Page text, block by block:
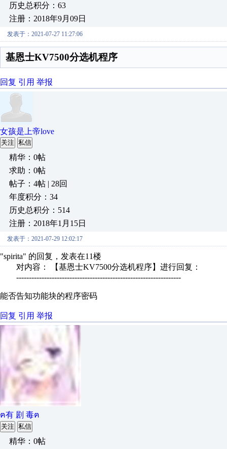
历史总积分：63
注册：2018年9月09日
发表于：2021-07-27 11:27:06
基恩士KV7500分选机程序
回复 引用 举报
女孩是上帝love
关注 私信
精华：0帖
求助：0帖
帖子：4帖 | 28回
年度积分：34
历史总积分：514
注册：2018年1月15日
发表于：2021-07-29 12:02:17
"spirita" 的回复，发表在11楼
对内容： 【基恩士KV7500分选机程序】进行回复：
-----------------------------------------------------------------
能否告知功能块的程序密码
回复 引用 举报
ฅ有 剧 毒ฅ
关注 私信
精华：0帖